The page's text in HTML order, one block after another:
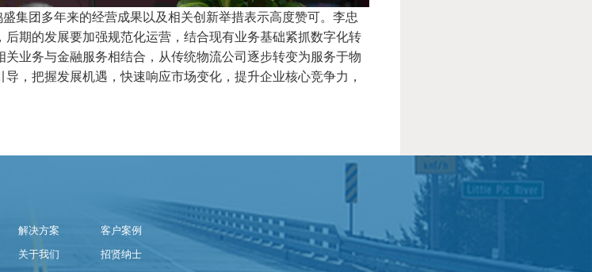
团多年来的经营成果以及相关创新举措表示高度赞可。李忠
期的发展要加强规范化运营，结合现有业务基础紧抓数字化转
业务与金融服务相结合，从传统物流公司逐步转变为服务于物
，把握发展机遇，快速响应市场变化，提升企业核心竞争力，
解决方案
客户案例
关于我们 招贤纳士